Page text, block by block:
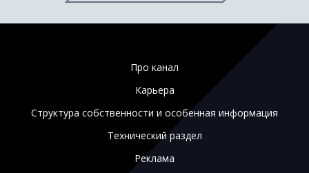
Про канал
Карьера
Структура собственности и особенная информация
Технический раздел
Реклама